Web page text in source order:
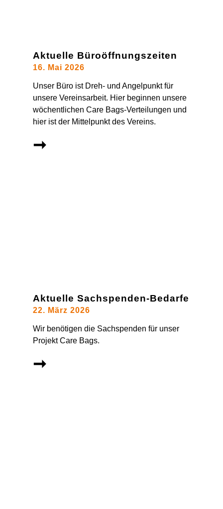
Aktuelle Büroöffnungszeiten
16. Mai 2026
Unser Büro ist Dreh- und Angelpunkt für
unsere Vereinsarbeit. Hier beginnen unsere
wöchentlichen Care Bags-Verteilungen und
hier ist der Mittelpunkt des Vereins.
➞
Aktuelle Sachspenden-Bedarfe
22. März 2026
Wir benötigen die Sachspenden für unser
Projekt Care Bags.
➞